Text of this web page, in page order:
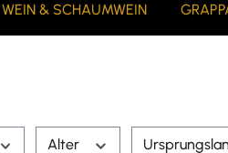
WEIN & SCHAUMWEIN
Alter